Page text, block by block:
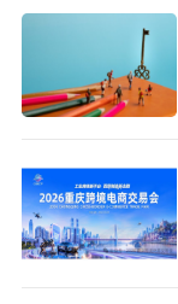
集，董事、实
料依旧是旧版
链，证明自身
子化申报之后
格、财务报表